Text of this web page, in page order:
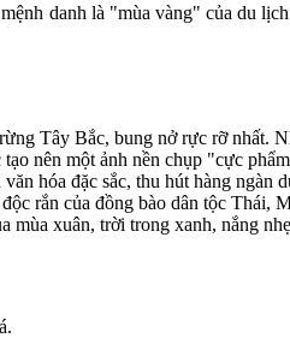
danh là "mùa vàng" của du
Tây Bắc, bung nở rực rỡ nhất.
nên một ảnh nền chụp "cực
hóa đặc sắc, thu hút hàng
rắn của đồng bào dân tộc Thái,
xuân, trời trong xanh, nắng